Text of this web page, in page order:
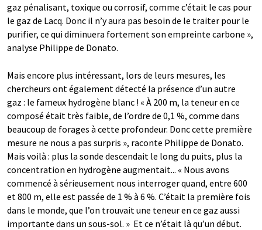
gaz pénalisant, toxique ou corrosif, comme c’était le cas pour
le gaz de Lacq. Donc il n’y aura pas besoin de le traiter pour le
purifier, ce qui diminuera fortement son empreinte carbone »,
analyse Philippe de Donato.
Mais encore plus intéressant, lors de leurs mesures, les
chercheurs ont également détecté la présence d’un autre
gaz : le fameux hydrogène blanc ! « À 200 m, la teneur en ce
composé était très faible, de l’ordre de 0,1 %, comme dans
beaucoup de forages à cette profondeur. Donc cette première
mesure ne nous a pas surpris », raconte Philippe de Donato.
Mais voilà : plus la sonde descendait le long du puits, plus la
concentration en hydrogène augmentait... « Nous avons
commencé à sérieusement nous interroger quand, entre 600
et 800 m, elle est passée de 1 % à 6 %. C’était la première fois
dans le monde, que l’on trouvait une teneur en ce gaz aussi
importante dans un sous-sol. » Et ce n’était là qu’un début.